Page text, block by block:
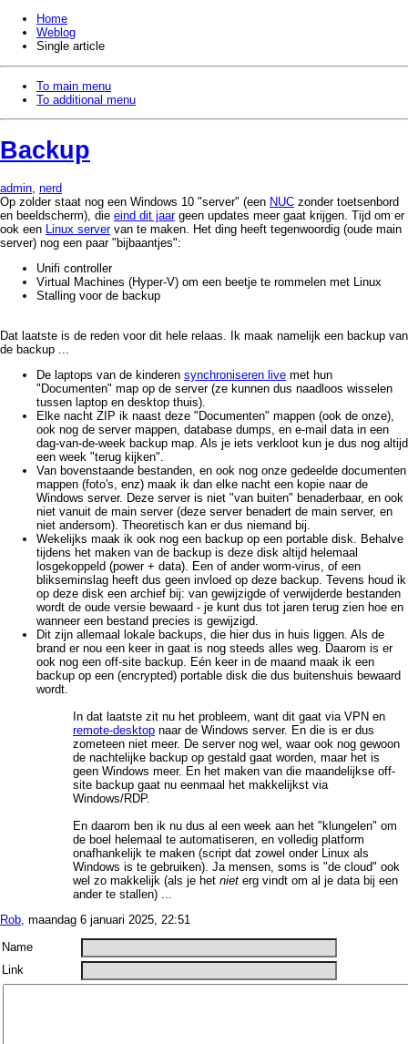
Home
Weblog
Single article
To main menu
To additional menu
Backup
admin, nerd
Op zolder staat nog een Windows 10 "server" (een NUC zonder toetsenbord
en beeldscherm), die eind dit jaargeen updates meer gaat krijgen. Tijd om er
ook een Linux servervan te maken. Het ding heeft tegenwoordig (oude main
server) nog een paar "bijbaantjes":
Unifi controller
Virtual Machines (Hyper-V) om een beetje te rommelen met Linux
Stalling voor de backup
Dat laatste is de reden voor dit hele relaas. Ik maak namelijk een backup van
de backup ...
De laptops van de kinderen synchroniseren live met hun
"Documenten" map op de server (ze kunnen dus naadloos wisselen
tussen laptop en desktop thuis).
Elke nacht ZIP ik naast deze "Documenten" mappen (ook de onze),
ook nog de server mappen, database dumps, en e-mail data in een
dag-van-de-week backup map. Als je iets verkloot kun je dus nog altijd
een week "terug kijken".
Van bovenstaande bestanden, en ook nog onze gedeelde documenten
mappen (foto's, enz) maak ik dan elke nacht een kopie naar de
Windows server. Deze server is niet "van buiten" benaderbaar, en ook
niet vanuit de main server (deze server benadert de main server, en
niet andersom). Theoretisch kan er dus niemand bij.
Wekelijks maak ik ook nog een backup op een portable disk. Behalve
tijdens het maken van de backup is deze disk altijd helemaal
losgekoppeld (power + data). Een of ander worm-virus, of een
blikseminslag heeft dus geen invloed op deze backup. Tevens houd ik
op deze disk een archief bij: van gewijzigde of verwijderde bestanden
wordt de oude versie bewaard - je kunt dus tot jaren terug zien hoe en
wanneer een bestand precies is gewijzigd.
Dit zijn allemaal lokale backups, die hier dus in huis liggen. Als de
brand er nou een keer in gaat is nog steeds alles weg. Daarom is er
ook nog een off-site backup. Eén keer in de maand maak ik een
backup op een (encrypted) portable disk die dus buitenshuis bewaard
wordt.
In dat laatste zit nu het probleem, want dit gaat via VPN en
remote-desktop naar de Windows server. En die is er dus
zometeen niet meer. De server nog wel, waar ook nog gewoon
de nachtelijke backup op gestald gaat worden, maar het is
geen Windows meer. En het maken van die maandelijkse off-
site backup gaat nu eenmaal het makkelijkst via
Windows/RDP.
En daarom ben ik nu dus al een week aan het "klungelen" om
de boel helemaal te automatiseren, en volledig platform
onafhankelijk te maken (script dat zowel onder Linux als
Windows is te gebruiken). Ja mensen, soms is "de cloud" ook
wel zo makkelijk (als je het niet erg vindt om al je data bij een
ander te stallen) ...
Rob, maandag 6 januari 2025, 22:51
Name
Link